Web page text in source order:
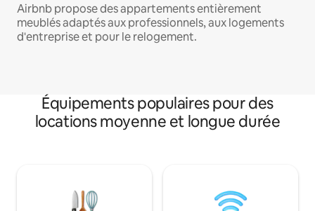
Airbnb propose des appartements entièrement
meublés adaptés aux professionnels, aux logements
d'entreprise et pour le relogement.
Équipements populaires pour des
locations moyenne et longue durée